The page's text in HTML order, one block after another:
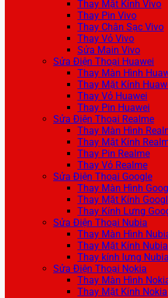
Thay Mặt Kính Vivo
Thay Pin Vivo
Thay Chân Sạc Vivo
Thay Vỏ Vivo
Sửa Main Vivo
Sửa Điện Thoại Huawei
Thay Màn Hình
Thay Mặt Kính
Thay Vỏ Huawei
Thay Pin Huawei
Sửa Điện Thoại Realme
Thay Màn Hình
Thay Mặt Kính
Thay Pin Realme
Thay Vỏ Realme
Sửa Điện Thoại Google
Thay Màn Hình
Thay Mặt Kính
Thay Kính Lưng
Sửa Điện Thoại Nubia
Thay Màn Hình
Thay Mặt Kính Nubia
Thay kính lưng Nubia
Sửa Điện Thoại Nokia
Thay Màn Hình
Thay Mặt Kính Nokia